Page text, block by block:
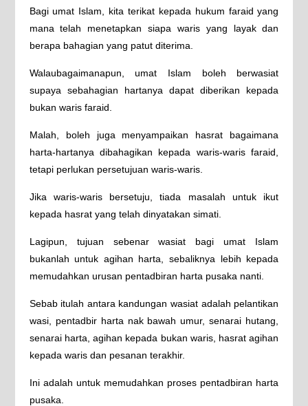
Bagi umat Islam, kita terikat kepada hukum faraid yang
mana telah menetapkan siapa waris yang layak dan
berapa bahagian yang patut diterima.
Walaubagaimanapun, umat Islam boleh berwasiat
supaya sebahagian hartanya dapat diberikan kepada
bukan waris faraid.
Malah, boleh juga menyampaikan hasrat bagaimana
harta-hartanya dibahagikan kepada waris-waris faraid,
tetapi perlukan persetujuan waris-waris.
Jika waris-waris bersetuju, tiada masalah untuk ikut
kepada hasrat yang telah dinyatakan simati.
Lagipun, tujuan sebenar wasiat bagi umat Islam
bukanlah untuk agihan harta, sebaliknya lebih kepada
memudahkan urusan pentadbiran harta pusaka nanti.
Sebab itulah antara kandungan wasiat adalah pelantikan
wasi, pentadbir harta nak bawah umur, senarai hutang,
senarai harta, agihan kepada bukan waris, hasrat agihan
kepada waris dan pesanan terakhir.
Ini adalah untuk memudahkan proses pentadbiran harta
pusaka.